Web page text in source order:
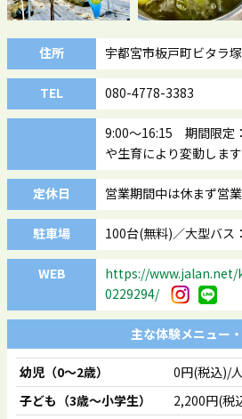
住所 宇都宮市板戸町ビタラ
TEL 080-4778-3383
9:00〜16:15 期間限定
や生育により変動します
定休日 営業期間中は休まず営
駐車場 100台(無料)／大型バス
WEB
https://www.jalan.net/
0229294/
主な体験メニュー
幼児（0～2歳）
0円(税込)/人
子ども（3歳～小学生）
2,200円(税